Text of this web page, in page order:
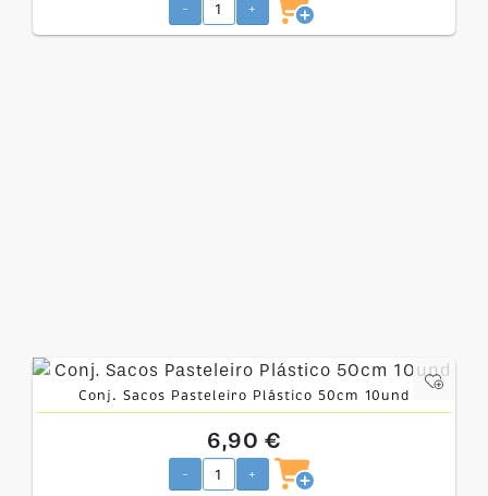
- +
Conj. Sacos Pasteleiro Plástico 50cm 10und
6,90 €
- +